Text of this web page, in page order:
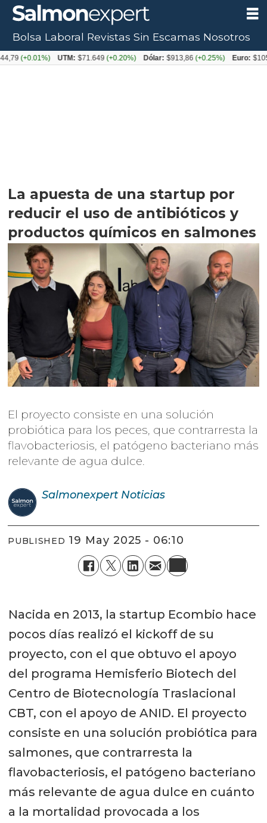
La apuesta de una startup por
reducir el uso de antibióticos y
productos químicos en salmones
El proyecto consiste en una solución
probiótica para los peces, que contrarresta la
flavobacteriosis, el patógeno bacteriano más
relevante de agua dulce.
Salmonexpert Noticias
PUBLISHED 19 May 2025 - 06:10
Nacida en 2013, la startup Ecombio hace
pocos días realizó el kickoff de su
proyecto, con el que obtuvo el apoyo
del programa Hemisferio Biotech del
Centro de Biotecnología Traslacional
CBT, con el apoyo de ANID. El proyecto
consiste en una solución probiótica para
salmones, que contrarresta la
flavobacteriosis, el patógeno bacteriano
más relevante de agua dulce en cuánto
a la mortalidad provocada a los
Bolsa Laboral Revistas Sin Escamas Nosotros
UTM: $71.649(+0.20%) Dólar: $913,86(+0.25%) Euro: $1053,08(-